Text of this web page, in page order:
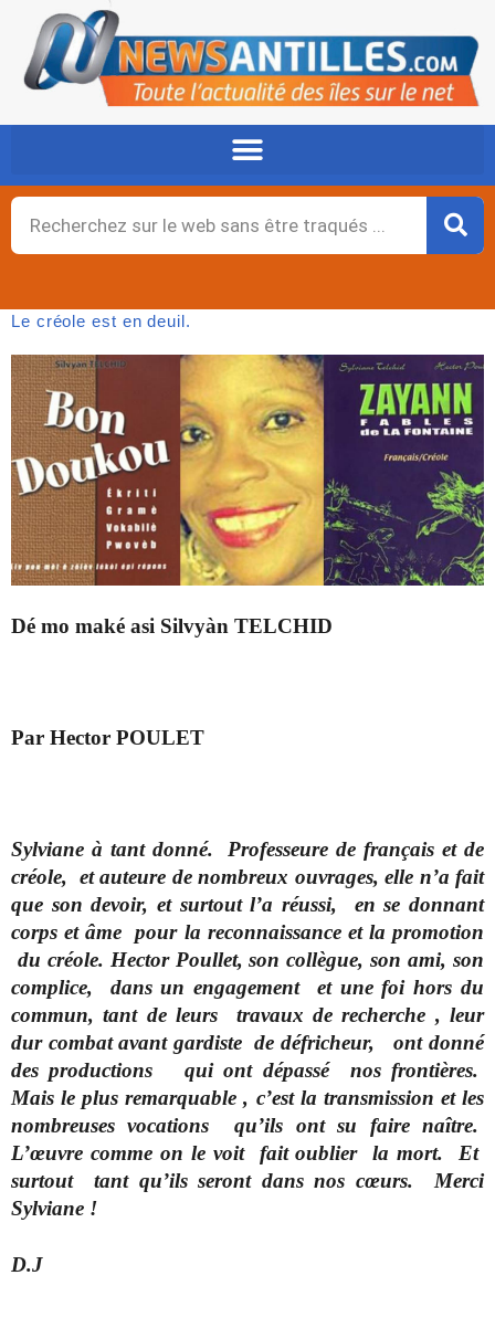
contenu
Rechercher
Le créole est en deuil.
Dé mo maké asi Silvyàn TELCHID
Par Hector POULET
Sylviane à tant donné. Professeure de français et de
créole, et auteure de nombreux ouvrages, elle n’a fait
que son devoir, et surtout l’a réussi, en se donnant
corps et âme pour la reconnaissance et la promotion
du créole. Hector Poullet, son collègue, son ami, son
complice, dans un engagement et une foi hors du
commun, tant de leurs travaux de recherche , leur
dur combat avant gardiste de défricheur, ont donné
des productions qui ont dépassé nos frontières.
Mais le plus remarquable , c’est la transmission et les
nombreuses vocations qu’ils ont su faire naître.
L’œuvre comme on le voit fait oublier la mort. Et
surtout tant qu’ils seront dans nos cœurs. Merci
Sylviane !
D.J